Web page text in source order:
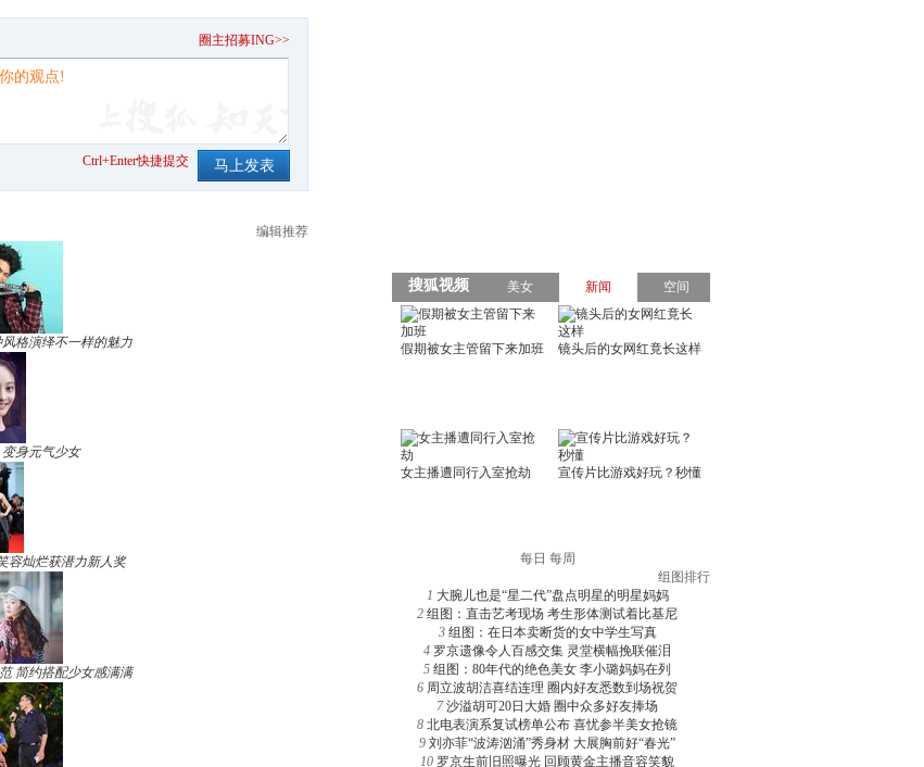
圈主招募ING>>
Ctrl+Enter快捷提交
编辑推荐
格演绎不一样的魅力
身元气少女
容灿烂获潜力新人奖
简约搭配少女感满满
每日 每周
组图排行
1 大腕儿也是“星二代”盘点明星的明星妈妈
2 组图：直击艺考现场 考生形体测试着比基尼
3 组图：在日本卖断货的女中学生写真
4 罗京遗像令人百感交集 灵堂横幅挽联催泪
5 组图：80年代的绝色美女 李小璐妈妈在列
6 周立波胡洁喜结连理 圈内好友悉数到场祝贺
7 沙溢胡可20日大婚 圈中众多好友捧场
8 北电表演系复试榜单公布 喜忧参半美女抢镜
9 刘亦菲“波涛汹涌”秀身材 大展胸前好“春光”
10 罗京生前旧照曝光 回顾黄金主播音容笑貌